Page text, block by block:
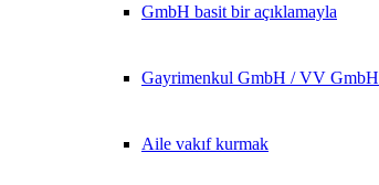
GmbH basit bir açıklamayla
Gayrimenkul GmbH / VV GmbH
Aile vakıf kurmak